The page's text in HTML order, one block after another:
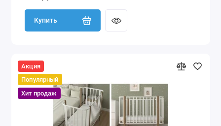
Купить
Акция
Популярный
Хит продаж